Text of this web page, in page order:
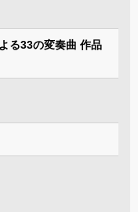
る33の変奏曲 作品